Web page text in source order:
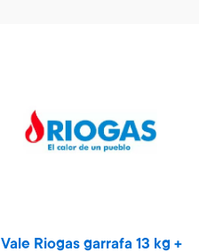
Vale Riogas garrafa 13 kg +